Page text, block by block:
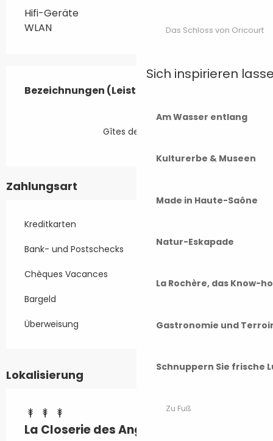
Das Schloss von Oricourt
Sich inspirieren
Am Wasser entlang
Kulturerbe & Museen
Made in Haute-Saône
Natur-Eskapade
La Rochère, das Know-
Gastronomie und
Schnuppern Sie frische
Zu Fuß
Hifi-Geräte
WLAN
Leistungensmöglichkeiten
Bezeichnungen (Leistungsmerkmale)
Bezeichnungen (Leistungsmerkmale)
Gîtes de France
Zahlungsart
Kreditkarten
Bank- und Postschecks
Chèques Vacances
Bargeld
Überweisung
Lokalisierung
La Closerie des Anges